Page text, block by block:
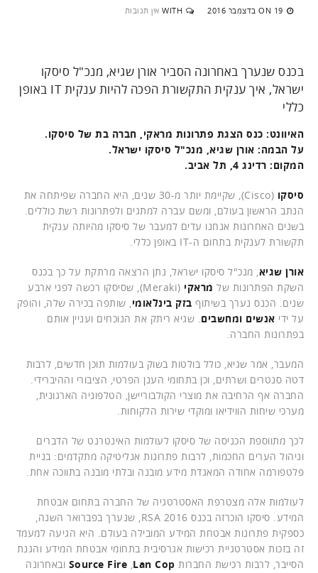
ON 19 בדצמבר 2016 WITH אין תגובות
בכנס שנערך באחרונה הסביר אורן שגיא, מנכ"ל סיסקו
ישראל, איך ענקית התקשורת הפכה להיות ענקית IT באופן
כללי
האיוונט: כנס הצגת פתרונות מראקי, חברה בת של סיסקו.
על הבמה: אורן שגיא, מנכ"ל סיסקו ישראל.
המקום: רדינג 4, תל אביב.
סיסקו
(Cisco), שקיימת יותר מ-30 שנים, היא החברה שפיתחה את
הנתב הראשון בעולם, ומשם עברה למתגים ולפתרונות רשת כוללים.
בשנים האחרונות אנחנו עדים למעבר של סיסקו מהיותה ענקית
תקשורת לענקית בתחום ה-IT באופן כללי.
אורן שגיא, מנכ"ל סיסקו ישראל, נתן הרצאה מרתקת על כך בכנס
השקת הפתרונות של מראקי
(Meraki), שסיסקו רכשה לפני ארבע
שנים. הכנס נערך בשיתוף בזק בינלאומי, שותפה בכירה שלה, והופק
על ידי אנשים ומחשבים. שגיא ריתק את הנוכחים ועניין אותם
בפתרונות החברה.
המעבר, אמר שגיא, כולל בולטות בשוק בעולמות תוכן חדשים, לרבות
דטה סנטרים ושרתים, וכן בתחומי הענן הפרטי, הציבורי וההיברידי.
החברה אף הרחיבה את מוצרי הקולבוריישן, הטלפוניה הארגונית,
מערכי שיחות הווידיאו ומוקדי שירות הלקוחות.
לכך מתווספת הכניסה של סיסקו לעולמות האינטרנט של הדברים
וניהול הערים החכמות, לרבות פתרונות אנליטיקה מתקדמים: בניית
פלטפורמה אחודה המאגדת מידע מובנה ובלתי מובנה בתווכה אחת.
לעולמות אלה מצטרפת האסטרטגיה של החברה בתחום אבטחת
המידע. סיסקו הוכרזה בכנס 2016 RSA, שנערך בפברואר השנה,
כספקית פתרונות אבטחת המידע המובילה בעולם. היא הגיעה למעמד
זה בזכות אסטרטגיית רכישות אגרסיבית בתחומי אבטחת המידע והגנת
הסייבר, לרבות רכישת החברות
Source Fire ,Lan Cop
ובאחרונה